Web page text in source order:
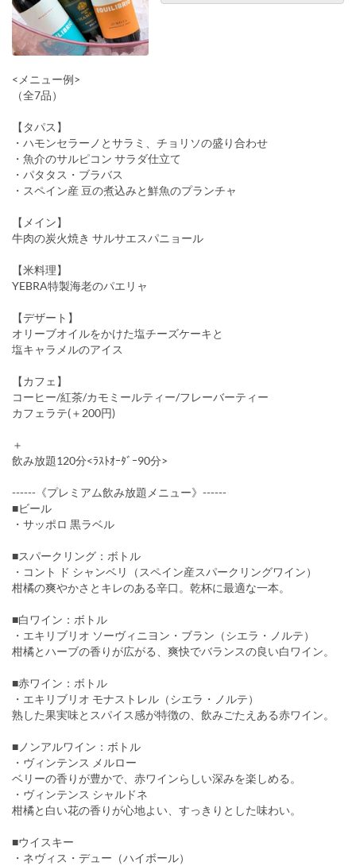
<メニュー例>
（全7品）
【タパス】
・ハモンセラーノとサラミ、チョリソの盛り合わせ
・魚介のサルピコン サラダ仕立て
・パタタス・ブラバス
・スペイン産 豆の煮込みと鮮魚のプランチャ
【メイン】
牛肉の炭火焼き サルサエスパニョール
【米料理】
YEBRA特製海老のパエリャ
【デザート】
オリーブオイルをかけた塩チーズケーキと
塩キャラメルのアイス
【カフェ】
コーヒー/紅茶/カモミールティー/フレーバーティー
カフェラテ(＋200円)
＋
飲み放題120分<ﾗｽﾄｵｰﾀﾞｰ90分>
------《プレミアム飲み放題メニュー》------
■ビール
・サッポロ 黒ラベル
■スパークリング：ボトル
・コント ド シャンベリ（スペイン産スパークリングワイン）
柑橘の爽やかさとキレのある辛口。乾杯に最適な一本。
■白ワイン：ボトル
・エキリブリオ ソーヴィニヨン・ブラン（シエラ・ノルテ）
柑橘とハーブの香りが広がる、爽快でバランスの良い白ワイン。
■赤ワイン：ボトル
・エキリブリオ モナストレル（シエラ・ノルテ）
熟した果実味とスパイス感が特徴の、飲みごたえある赤ワイン。
■ノンアルワイン：ボトル
・ヴィンテンス メルロー
ベリーの香りが豊かで、赤ワインらしい深みを楽しめる。
・ヴィンテンス シャルドネ
柑橘と白い花の香りが心地よい、すっきりとした味わい。
■ウイスキー
・ネヴィス・デュー（ハイボール）